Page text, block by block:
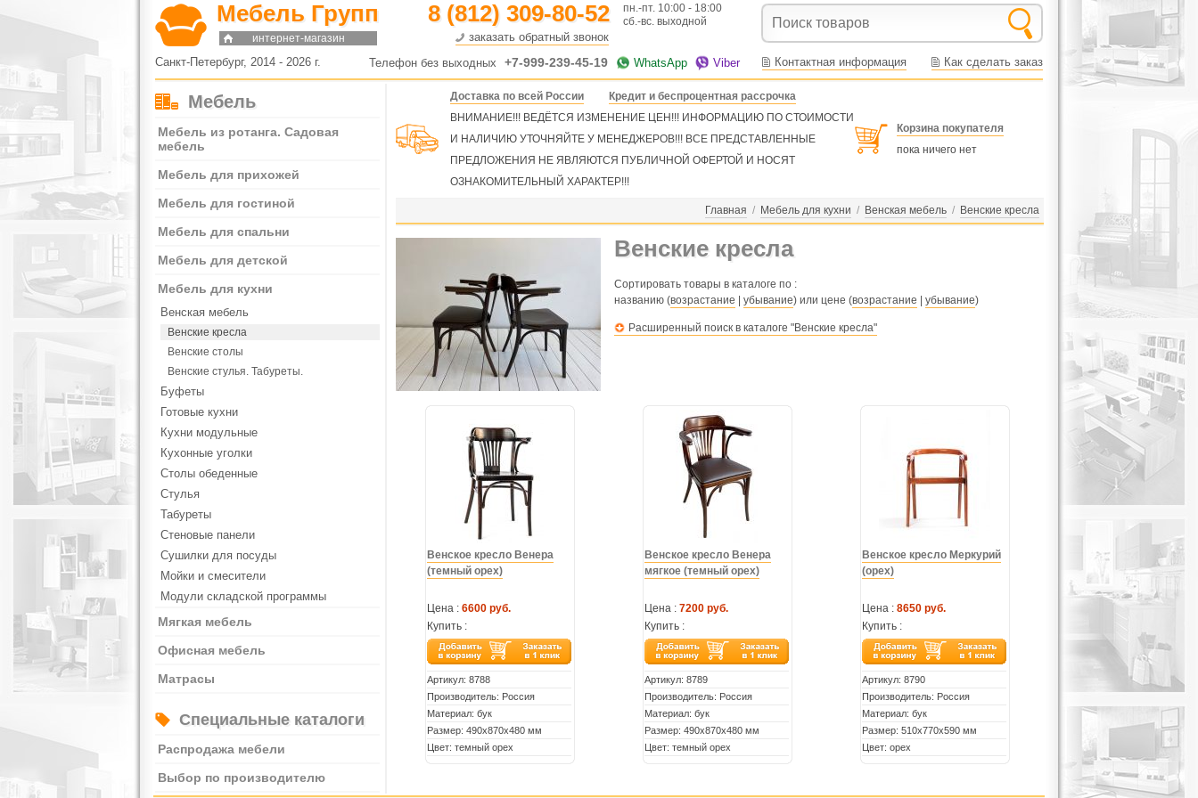
Мебель Групп
интернет-магазин
8 (812) 309-80-52
заказать обратный звонок
пн.-пт. 10:00 - 18:00
сб.-вс. выходной
Санкт-Петербург, 2014 - 2026 г. Телефон без выходных +7-999-239-45-19 WhatsApp Viber Контактная информация Как сделать заказ
Мебель
Мебель из ротанга. Садовая
мебель
Мебель для прихожей
Мебель для гостиной
Мебель для спальни
Мебель для детской
Мебель для кухни
Венская мебель
Венские кресла
Венские столы
Венские стулья. Табуреты.
Буфеты
Готовые кухни
Кухни модульные
Кухонные уголки
Столы обеденные
Стулья
Табуреты
Стеновые панели
Сушилки для посуды
Мойки и смесители
Модули складской программы
Мягкая мебель
Офисная мебель
Матрасы
Специальные каталоги
Распродажа мебели
Выбор по производителю
Доставка по всей России
Кредит и беспроцентная рассрочка
ВНИМАНИЕ!!! ВЕДЁТСЯ ИЗМЕНЕНИЕ ЦЕН!!! ИНФОРМАЦИЮ ПО СТОИМОСТИ
И НАЛИЧИЮ УТОЧНЯЙТЕ У МЕНЕДЖЕРОВ!!! ВСЕ ПРЕДСТАВЛЕННЫЕ
ПРЕДЛОЖЕНИЯ НЕ ЯВЛЯЮТСЯ ПУБЛИЧНОЙ ОФЕРТОЙ И НОСЯТ
ОЗНАКОМИТЕЛЬНЫЙ ХАРАКТЕР!!!
Корзина покупателя
пока ничего нет
Главная / Мебель для кухни / Венская мебель / Венские кресла
Венские кресла
Сортировать товары в каталоге по :
названию (возрастание убывание) или цене (возрастание убывание)
Расширенный поиск в каталоге "Венские кресла"
Венское кресло Венера
(темный орех)
Цена : 6600 руб.
Купить :
Артикул: 8788
Производитель: Россия
Материал: бук
Размер: 490х870х480 мм
Цвет: темный орех
Венское кресло Венера
мягкое (темный орех)
Цена : 7200 руб.
Купить :
Артикул: 8789
Производитель: Россия
Материал: бук
Размер: 490х870х480 мм
Цвет: темный орех
Венское кресло Меркурий
(орех)
Цена : 8650 руб.
Купить :
Артикул: 8790
Производитель: Россия
Материал: бук
Размер: 510х770х590 мм
Цвет: орех